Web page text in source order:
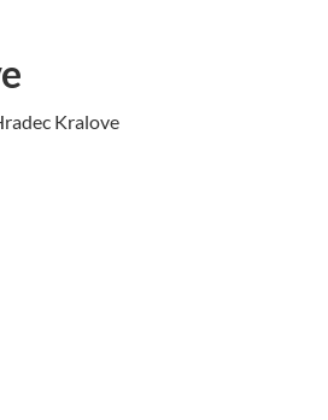
Kralove